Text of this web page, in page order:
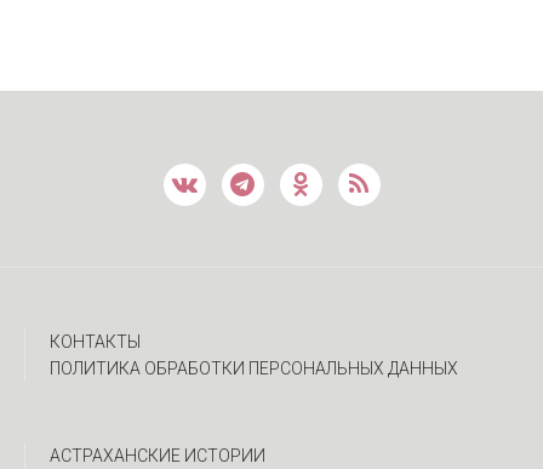
КОНТАКТЫ
ПОЛИТИКА ОБРАБОТКИ ПЕРСОНАЛЬНЫХ ДАННЫХ
АСТРАХАНСКИЕ ИСТОРИИ